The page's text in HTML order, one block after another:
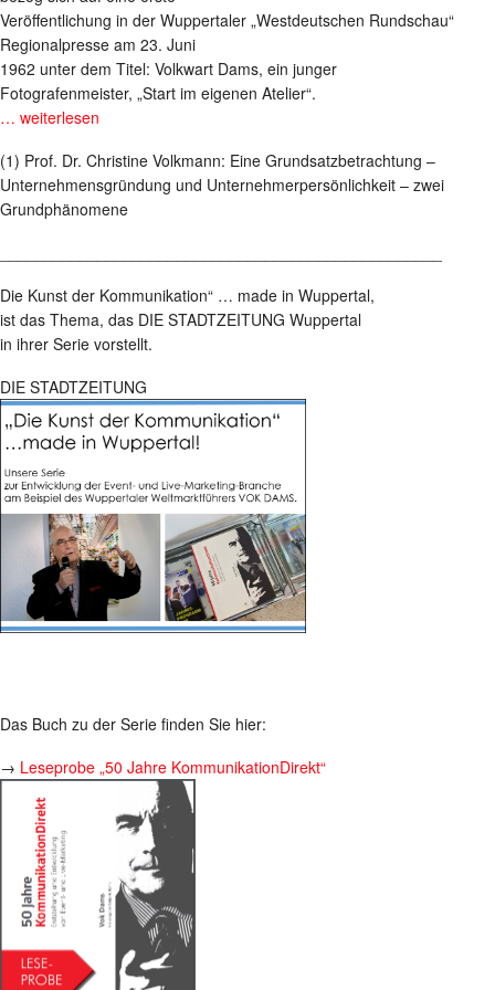
Veröffentlichung in der Wuppertaler „Westdeutschen Rundschau“
Regionalpresse am 23. Juni
1962 unter dem Titel: Volkwart Dams, ein junger
Fotografenmeister, „Start im eigenen Atelier“.
… weiterlesen
(1) Prof. Dr. Christine Volkmann: Eine Grundsatzbetrachtung –
Unternehmensgründung und Unternehmerpersönlichkeit – zwei
Grundphänomene
Die Kunst der Kommunikation“ … made in Wuppertal,
ist das Thema, das DIE STADTZEITUNG Wuppertal
in ihrer Serie vorstellt.
DIE STADTZEITUNG
Das Buch zu der Serie finden Sie hier:
→ Leseprobe „50 Jahre KommunikationDirekt“